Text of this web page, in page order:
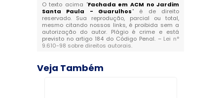
O texto acima "Fachada em ACM no Jardim
Santa Paula - Guarulhos" é de direito
reservado. Sua reprodução, parcial ou total,
mesmo citando nossos links, é proibida sem a
autorização do autor. Plágio é crime e está
previsto no artigo 184 do Código Penal. – Lei n°
9.610-98 sobre direitos autorais.
Veja Também